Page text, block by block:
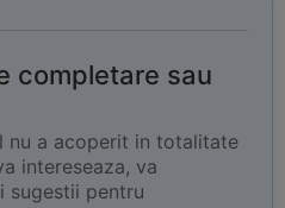
completare sau
nu a acoperit in totalitate
intereseaza, va
sugestii pentru